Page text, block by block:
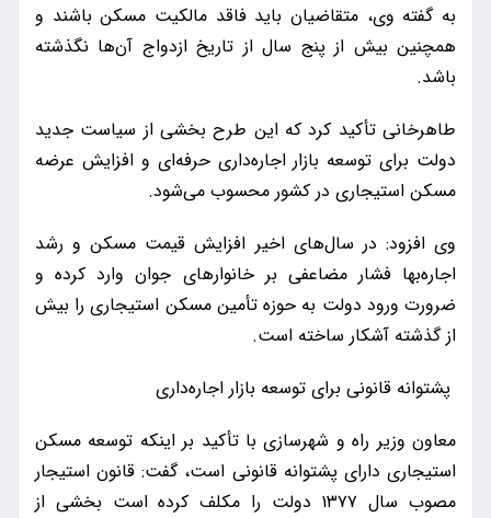
به گفته وی، متقاضیان باید فاقد مالکیت مسکن باشند و
همچنین بیش از پنج سال از تاریخ ازدواج آن‌ها نگذشته
باشد.
طاهرخانی تأکید کرد که این طرح بخشی از سیاست جدید
دولت برای توسعه بازار اجاره‌داری حرفه‌ای و افزایش عرضه
مسکن استیجاری در کشور محسوب می‌شود.
وی افزود: در سال‌های اخیر افزایش قیمت مسکن و رشد
اجاره‌بها فشار مضاعفی بر خانوارهای جوان وارد کرده و
ضرورت ورود دولت به حوزه تأمین مسکن استیجاری را بیش
از گذشته آشکار ساخته است.
پشتوانه قانونی برای توسعه بازار اجاره‌داری
معاون وزیر راه و شهرسازی با تأکید بر اینکه توسعه مسکن
استیجاری دارای پشتوانه قانونی است، گفت: قانون استیجار
مصوب سال ۱۳۷۷ دولت را مکلف کرده است بخشی از